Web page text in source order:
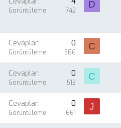
Görüntüleme 742
D
Cevaplar 0
Görüntüleme 586
C
Cevaplar 0
Görüntüleme 513
C
Cevaplar 0
Görüntüleme 661
J